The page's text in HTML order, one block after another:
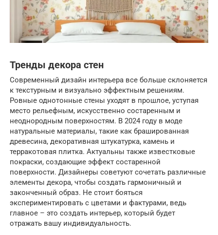
Тренды декора стен
Современный дизайн интерьера все больше склоняется
к текстурным и визуально эффектным решениям.
Ровные однотонные стены уходят в прошлое, уступая
место рельефным, искусственно состаренным и
неоднородным поверхностям. В 2024 году в моде
натуральные материалы, такие как брашированная
древесина, декоративная штукатурка, камень и
терракотовая плитка. Актуальны также известковые
покраски, создающие эффект состаренной
поверхности. Дизайнеры советуют сочетать различные
элементы декора, чтобы создать гармоничный и
законченный образ. Не стоит бояться
экспериментировать с цветами и фактурами, ведь
главное – это создать интерьер, который будет
отражать вашу индивидуальность.